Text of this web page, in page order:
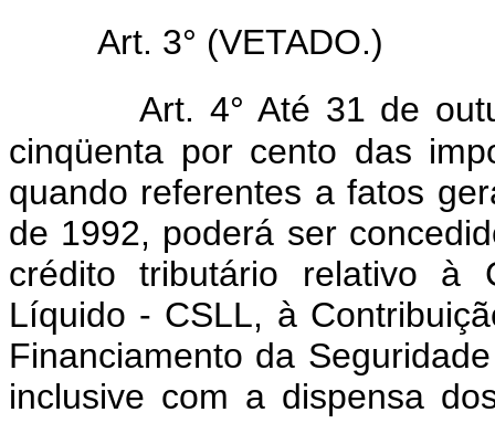
Art. 3° (VETADO.)
Art. 4° Até 31 de
cinqüenta por cento das
quando referentes a fatos
de 1992, poderá ser
crédito tributário relativo à
Líquido - CSLL, à
Financiamento da
inclusive com a dispensa